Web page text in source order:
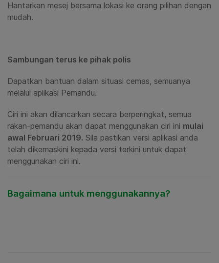
Hantarkan mesej bersama lokasi ke orang pilihan dengan
mudah.
Sambungan terus ke pihak polis
Dapatkan bantuan dalam situasi cemas, semuanya
melalui aplikasi Pemandu.
Ciri ini akan dilancarkan secara berperingkat, semua
rakan-pemandu akan dapat menggunakan ciri ini mulai
awal Februari 2019. Sila pastikan versi aplikasi anda
telah dikemaskini kepada versi terkini untuk dapat
menggunakan ciri ini.
Bagaimana untuk menggunakannya?